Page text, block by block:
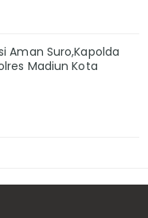
Aman Suro,Kapolda
Madiun Kota